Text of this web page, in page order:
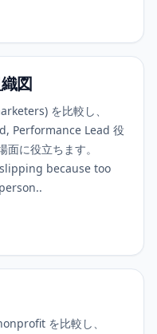
図
を比較し、
Performance Lead 役
に役立ちます。
because too
を比較し、